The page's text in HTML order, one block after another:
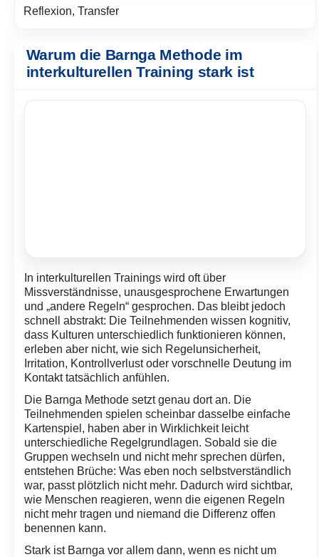
Reflexion, Transfer
Warum die Barnga Methode im
interkulturellen Training stark ist
In interkulturellen Trainings wird oft über
Missverständnisse, unausgesprochene Erwartungen
und „andere Regeln“ gesprochen. Das bleibt jedoch
schnell abstrakt: Die Teilnehmenden wissen kognitiv,
dass Kulturen unterschiedlich funktionieren können,
erleben aber nicht, wie sich Regelunsicherheit,
Irritation, Kontrollverlust oder vorschnelle Deutung im
Kontakt tatsächlich anfühlen.
Die Barnga Methode setzt genau dort an. Die
Teilnehmenden spielen scheinbar dasselbe einfache
Kartenspiel, haben aber in Wirklichkeit leicht
unterschiedliche Regelgrundlagen. Sobald sie die
Gruppen wechseln und nicht mehr sprechen dürfen,
entstehen Brüche: Was eben noch selbstverständlich
war, passt plötzlich nicht mehr. Dadurch wird sichtbar,
wie Menschen reagieren, wenn die eigenen Regeln
nicht mehr tragen und niemand die Differenz offen
benennen kann.
Stark ist Barnga vor allem dann, wenn es nicht um